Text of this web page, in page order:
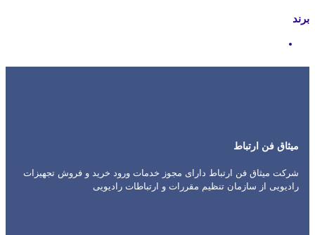
برند
میثاق فن ارتباط
شرکت میثاق فن ارتباط دارای مجوز خدمات ورود خرید و فروش تجهیزات
رادیویی از سازمان تنظیم مقررات و ارتباطات رادیویی